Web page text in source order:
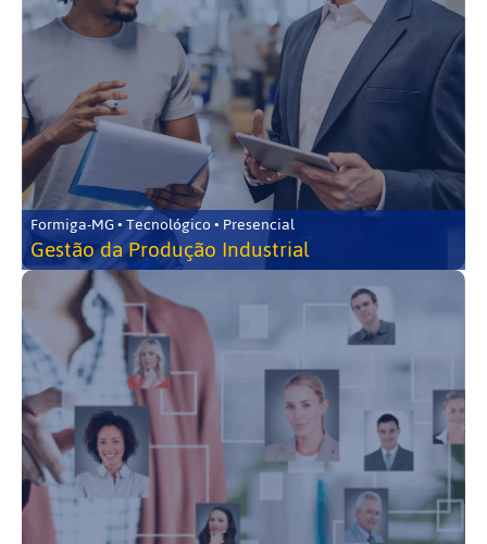
Formiga-MG • Tecnológico • Presencial
Gestão da Produção Industrial